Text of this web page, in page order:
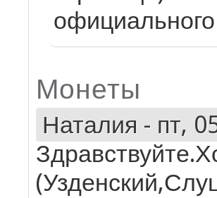
Монеты
Наталия - пт,